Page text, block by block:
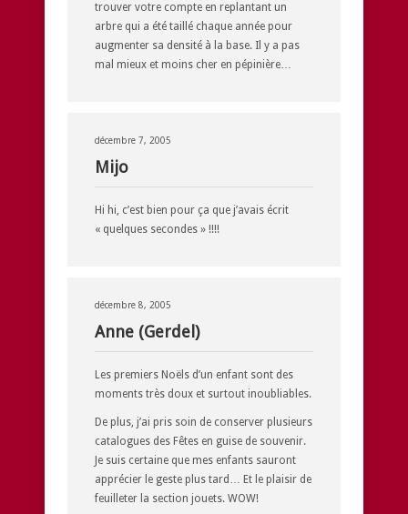
trouver votre compte en replantant un
arbre qui a été taillé chaque année pour
augmenter sa densité à la base. Il y a pas
mal mieux et moins cher en pépinière…
décembre 7, 2005
Mijo
Hi hi, c’est bien pour ça que j’avais écrit
« quelques secondes » !!!!
décembre 8, 2005
Anne (Gerdel)
Les premiers Noëls d’un enfant sont des
moments très doux et surtout inoubliables.
De plus, j’ai pris soin de conserver plusieurs
catalogues des Fêtes en guise de souvenir.
Je suis certaine que mes enfants sauront
apprécier le geste plus tard… Et le plaisir de
feuilleter la section jouets. WOW!